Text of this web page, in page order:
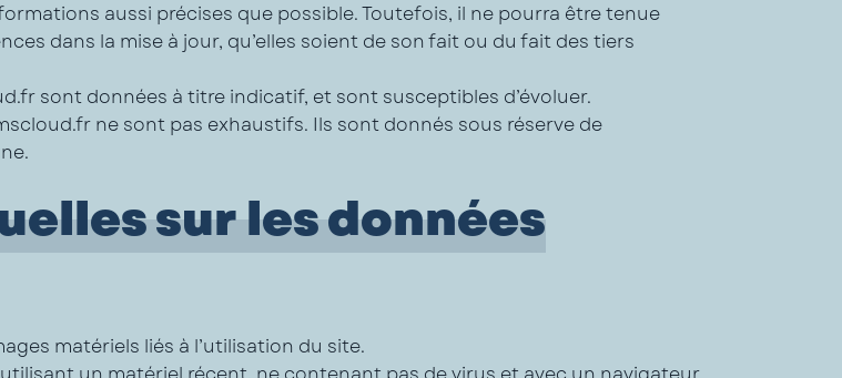
aussi précises que possible. Toutefois, il ne pourra être tenue
dans la mise à jour, qu’elles soient de son fait ou du fait des tiers
sont données à titre indicatif, et sont susceptibles d’évoluer.
ne sont pas exhaustifs. Ils sont donnés sous réserve de
sur les données
matériels liés à l’utilisation du site.